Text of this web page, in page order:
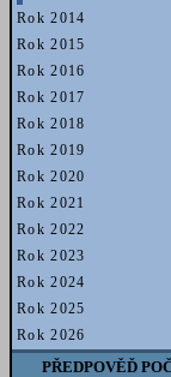
Rok 2014
Rok 2015
Rok 2016
Rok 2017
Rok 2018
Rok 2019
Rok 2020
Rok 2021
Rok 2022
Rok 2023
Rok 2024
Rok 2025
Rok 2026
PŘEDPOVĚĎ